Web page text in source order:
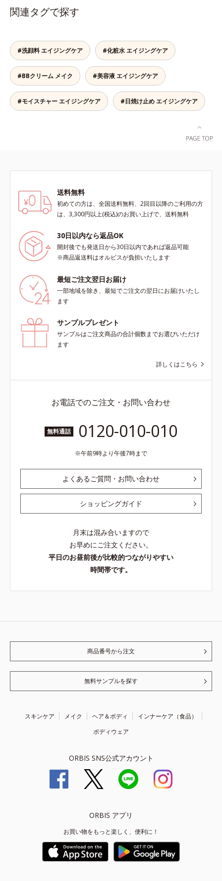
ムです。うるおい粒子を濃密な膜で
包み込み、高い保湿効果と均一な仕
化粧下地・ファンデーション・コン
シーラー・パウダーの6役をこなす
ので、スキンケアの後はBBクリー
ムを塗るだけでベースメイクまで一
気に完成。使うほどに肌を美しく整
え、長時間キープします。
関連タグで探す
#洗顔料 エイジングケア #化粧水 エイジングケア
#BBクリーム メイク #美容液 エイジングケア
#モイスチャー エイジングケア #日焼け止め エイジングケア
送料無料
初めての方は、全国送料無料、2回目以降のご利用の方
は、3,300円以上(税込)のお買い上げで、送料無料
30日以内なら返品OK
開封後でも発送日から30日以内であれば返品可能
※商品返送料はオルビスが負担いたします
最短ご注文翌日お届け
一部地域を除き、最短でご注文の翌日にお届けいたし
ます
サンプルプレゼント
サンプルはご注文商品の合計個数までお選びいただけ
ます
詳しくはこちら
お電話でのご注文・お問い合わせ
無料通話 0120-010-010
午前9時より午後7時まで
よくあるご質問・お問い合わせ
ショッピングガイド
月末は混み合いますので
お早めにご注文ください。
平日のお昼前後が比較的つながりやすい
時間帯です。
商品番号から注文
無料サンプルを探す
スキンケア メイク ヘア＆ボディ
インナーケア（食品）
ボディウェア
ORBIS SNS公式アカウント
ORBIS アプリ
お買い物をもっと楽しく、便利に！